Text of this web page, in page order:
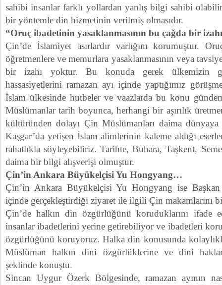
sahibi insanlar farklı yollardan yanlış bilgi sahibi
bir yöntemle din hizmetinin verilmiş olmasıdır.
“Oruç ibadetinin yasaklanmasının bu çağda bir
Çin’de İslamiyet asırlardır varlığını korumuştur.
öğretmenlere ve memurlara yasaklanmasının veya
bir izahı yoktur. Bu konuda gerek ülkemizin
hassasiyetlerini ramazan ayı içinde yaptığımız
İslam ülkesinde hutbeler ve vaazlarda bu konu
Müslümanlar tarih boyunca, herhangi bir aşırılık
kültüründen dolayı Çin Müslümanları daima
Kaşgar’da yetişen İslam alimlerinin kaleme aldığı
rahatlıkla söyleyebiliriz. Tarihte, Buhara, Taşkent,
daima bir bilgi alışverişi olmuştur.
Çin’in Ankara Büyükelçisi Yu Hongyang…
Çin’in Ankara Büyükelçisi Yu Hongyang ise Başkan
içinde gerçekleştirdiği ziyaret ile ilgili Çin makamlarını
Çin’de halkın din özgürlüğünü koruduklarını ifade
insanlar ibadetlerini yerine getirebiliyor ve ibadetleri
özgürlüğünü koruyoruz. Halka din konusunda
Müslüman halkın dini özgürlüklerine ve dini
şeklinde konuştu.
Sincan Uygur Özerk Bölgesinde, ramazan ayının